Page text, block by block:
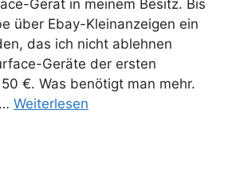
Gerät in meinem Besitz. Bis
über Ebay-Kleinanzeigen ein
das ich nicht ablehnen
Geräte der ersten
€. Was benötigt man mehr.
Weiterlesen